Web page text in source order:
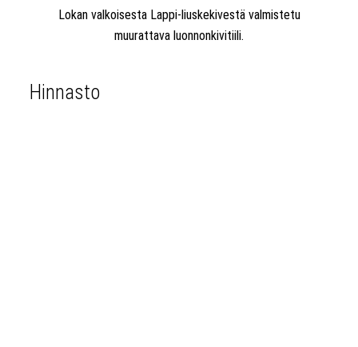
Lokan valkoisesta Lappi-liuskekivestä valmistetu
muurattava luonnonkivitiili.
Hinnasto